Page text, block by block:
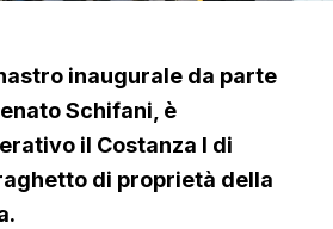
inaugurale da parte
Schifani, è
il Costanza I di
di proprietà della